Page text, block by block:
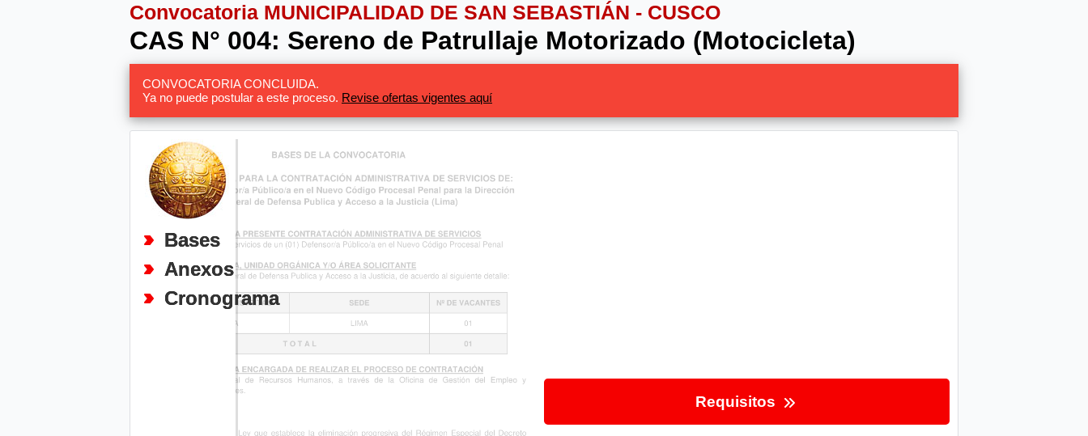
Convocatoria MUNICIPALIDAD DE SAN SEBASTIÁN - CUSCO
CAS N° 004: Sereno de Patrullaje Motorizado (Motocicleta)
CONVOCATORIA CONCLUIDA.
Ya no puede postular a este proceso. Revise ofertas vigentes aquí
Bases
Anexos
Cronograma
Requisitos